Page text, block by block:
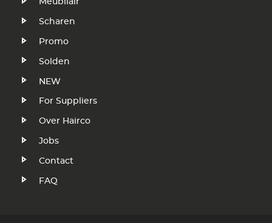
Meubilair
Scharen
Promo
Solden
NEW
VoetFor Suppliers
Over Hairco
Jobs
Contact
FAQ